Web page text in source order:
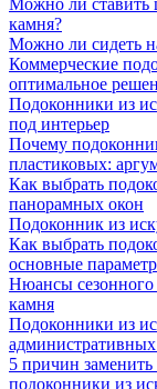
камня?
Можно ли сидеть
Коммерческие
оптимальное
Подоконники из
под интерьер
Почему
пластиковых:
Как выбрать
панорамных окон
Подоконник из
Как выбрать
основные
Нюансы сезонного
камня
Подоконники из
5 причин
подоконники из